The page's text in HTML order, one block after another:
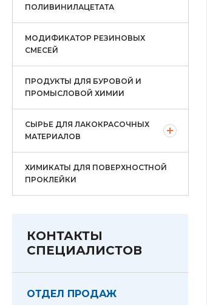
ПОЛИВИНИЛАЦЕТАТА
МОДИФИКАТОР РЕЗИНОВЫХ
СМЕСЕЙ
ПРОДУКТЫ ДЛЯ БУРОВОЙ И
ПРОМЫСЛОВОЙ ХИМИИ
СЫРЬЕ ДЛЯ ЛАКОКРАСОЧНЫХ
МАТЕРИАЛОВ
ХИМИКАТЫ ДЛЯ ПОВЕРХНОСТНОЙ
ПРОКЛЕЙКИ
КОНТАКТЫ
СПЕЦИАЛИСТОВ
ОТДЕЛ ПРОДАЖ